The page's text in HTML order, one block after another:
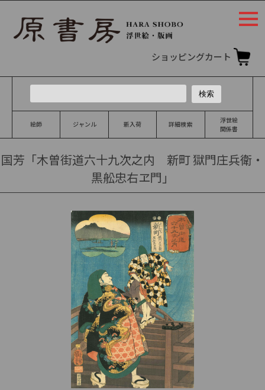
ショッピングカート
絵師 ジャンル 新入荷 詳細検索
浮世絵
関係書
国芳「木曽街道六十九次之内 新町 獄門庄兵衛・
黒舩忠右ヱ門」